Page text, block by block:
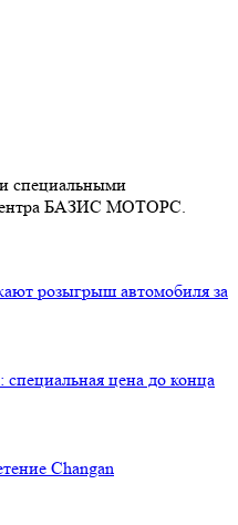
специальными
БАЗИС МОТОРС.
розыгрыш автомобиля за
цена до конца
Changan